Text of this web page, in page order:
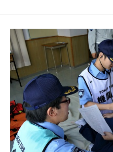
近にあり 嬉しく感じています
がスゴい です！ その内容です